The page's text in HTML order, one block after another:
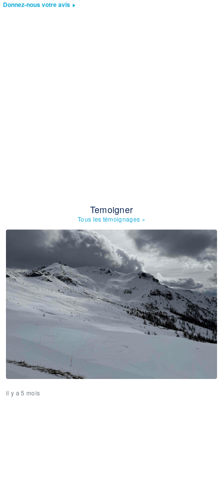
Donnez-nous votre avis
Temoigner
Tous les témoignages »
il y a 5 mois